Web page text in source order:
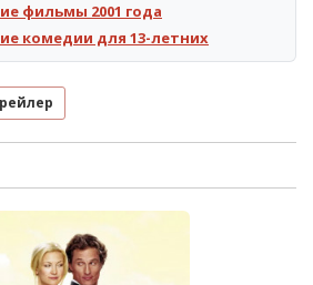
фильмы 2001 года
комедии для 13-летних